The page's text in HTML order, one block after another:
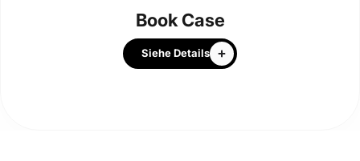
Book Case
Siehe Details